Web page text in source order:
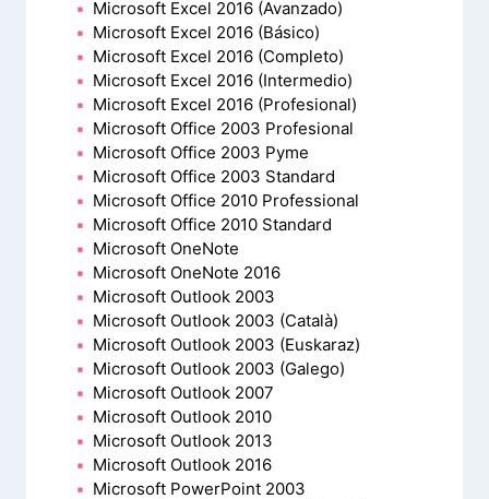
Microsoft Excel 2016 (Avanzado)
Microsoft Excel 2016 (Básico)
Microsoft Excel 2016 (Completo)
Microsoft Excel 2016 (Intermedio)
Microsoft Excel 2016 (Profesional)
Microsoft Office 2003 Profesional
Microsoft Office 2003 Pyme
Microsoft Office 2003 Standard
Microsoft Office 2010 Professional
Microsoft Office 2010 Standard
Microsoft OneNote
Microsoft OneNote 2016
Microsoft Outlook 2003
Microsoft Outlook 2003 (Català)
Microsoft Outlook 2003 (Euskaraz)
Microsoft Outlook 2003 (Galego)
Microsoft Outlook 2007
Microsoft Outlook 2010
Microsoft Outlook 2013
Microsoft Outlook 2016
Microsoft PowerPoint 2003